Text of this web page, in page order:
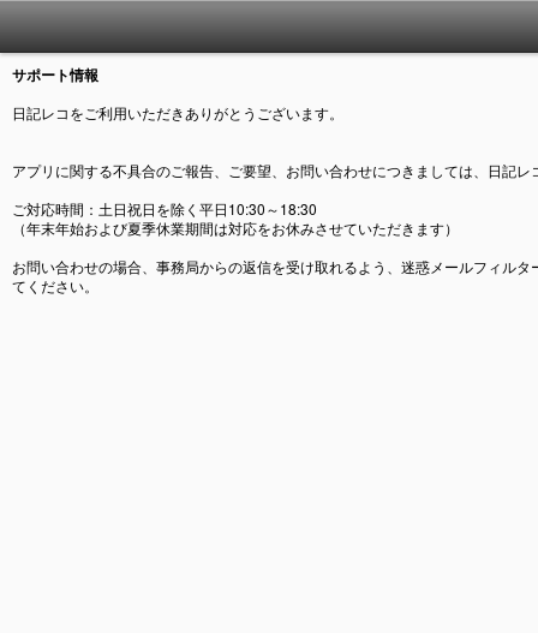
サポート情報
日記レコをご利用いただきありがとうございます。
アプリに関する不具合のご報告、ご要望、お問い合わせにつきましては、日記
ご対応時間：土日祝日を除く平日10:30～18:30
（年末年始および夏季休業期間は対応をお休みさせていただきます）
お問い合わせの場合、事務局からの返信を受け取れるよう、迷惑メールフィル
てください。